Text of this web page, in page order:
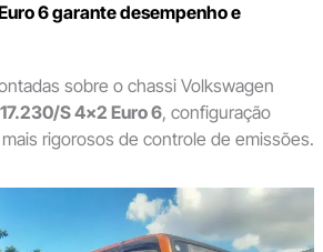
6 garante desempenho e
sobre o chassi Volkswagen
17.230/S 4×2 Euro 6, configuração
rigorosos de controle de emissões.